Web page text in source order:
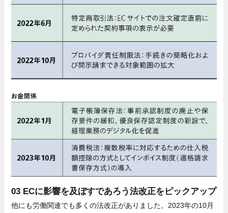
03 ECに影響を及ぼすであろう法改正をピックアップ
他にも労働関連でも多くの法改正がありました。2023年の10月